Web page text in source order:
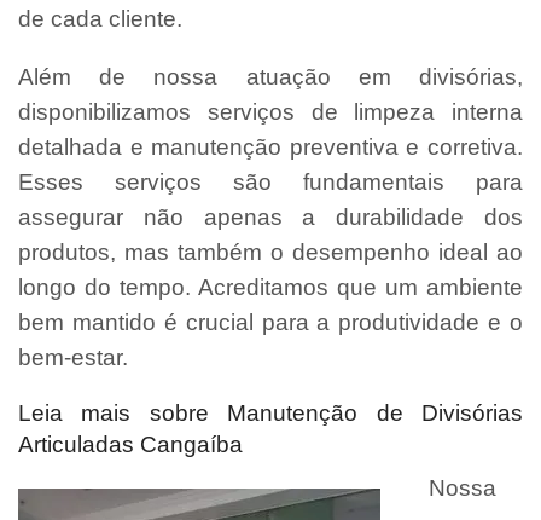
de cada cliente.
Além de nossa atuação em divisórias,
disponibilizamos serviços de limpeza interna
detalhada e manutenção preventiva e corretiva.
Esses serviços são fundamentais para
assegurar não apenas a durabilidade dos
produtos, mas também o desempenho ideal ao
longo do tempo. Acreditamos que um ambiente
bem mantido é crucial para a produtividade e o
bem-estar.
Leia mais sobre Manutenção de Divisórias
Articuladas Cangaíba
Nossa